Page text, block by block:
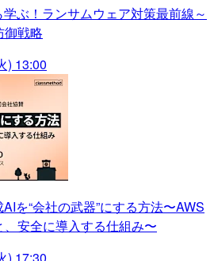
学ぶ！ランサムウェア対策最前線～
御戦略
) 13:00
を“会社の武器”にする方法〜AWS
安全に導入する仕組み〜
) 17:30